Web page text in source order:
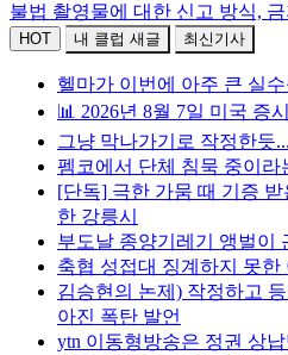
불법 촬영물에 대한 신고 방식,
HOT 내 클럽 새글 최신기사
헬마가 이번에 아주 큰 실
📊 2026년 8월 7일 미국 증
그냥 막나가기로 작정한듯
펨코에서 단체 침묵 중이라
[단독] 극한 가뭄 때 기증 받
한 강릉시
부도날 종양기레기 앵벌이
축협 성접대 징계하지 못한
김승현의 논제) 작정하고
아진 폭탄 발언
ytn 이동형방송은 정권 상